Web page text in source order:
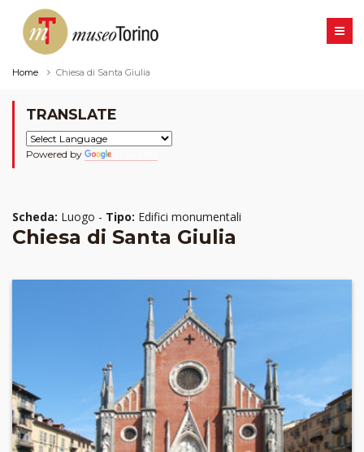
Home Chiesa di Santa Giulia
TRANSLATE
Powered by
Scheda: Luogo - Tipo: Edifici monumentali
Chiesa di Santa Giulia